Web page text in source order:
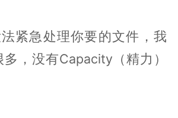
紧急处理你要的文件，我
，没有Capacity（精力）